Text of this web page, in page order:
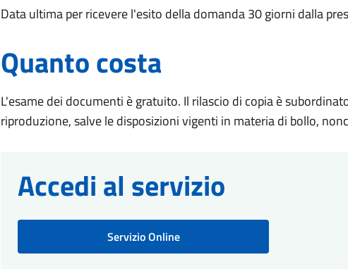
Data ultima per ricevere l'esito della domanda 30 giorni dalla
Quanto costa
L'esame dei documenti è gratuito. Il rilascio di copia è
riproduzione, salve le disposizioni vigenti in materia di bollo,
Accedi al servizio
Servizio Online